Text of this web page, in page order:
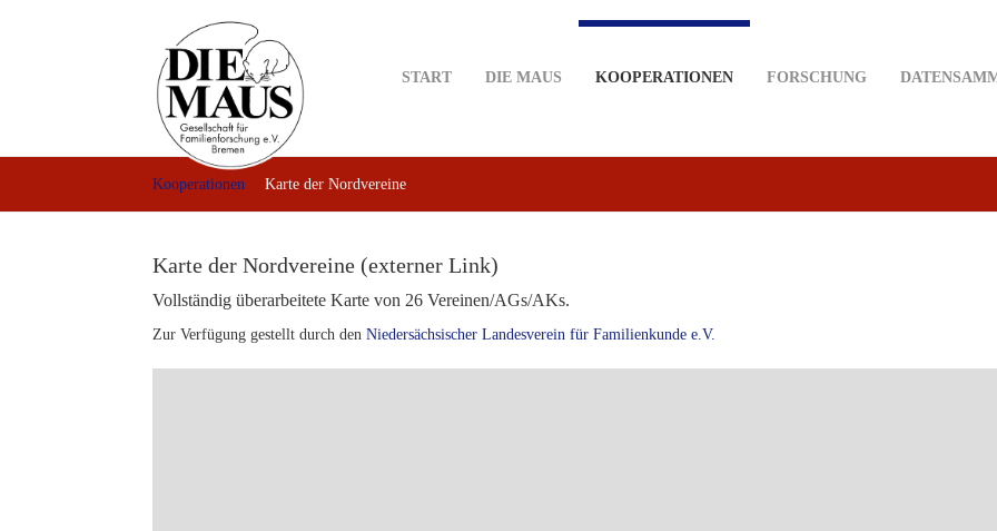
START DIE MAUS KOOPERATIONEN FORSCHUNG
Kooperationen Karte der Nordvereine
Karte der Nordvereine (externer Link)
Vollständig überarbeitete Karte von 26 Vereinen/AGs/AKs.
Zur Verfügung gestellt durch den Niedersächsischer Landesverein für Familienkunde e.V.